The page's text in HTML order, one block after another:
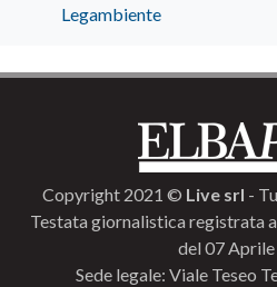
Legambiente
Copyright 2021 © Live srl -
Testata giornalistica registrata
del 07
Sede legale: Viale Teseo